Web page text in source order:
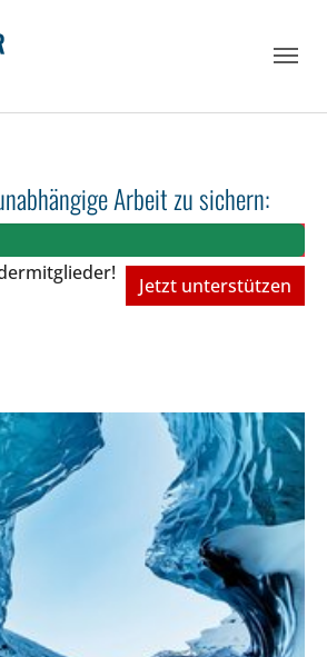
Arbeit zu sichern:
Jetzt unterstützen